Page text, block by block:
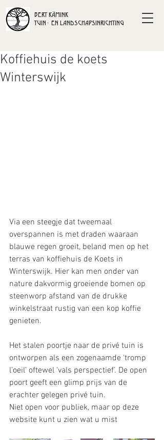
BERT KÄMINK
TUIN- EN LANDSCHAPSINRICHTING
Koffiehuis de koets
Winterswijk
Via een steegje dat tweemaal
overspannen is met draden waaraan
blauwe regen groeit, beland men op het
terras van koffiehuis de Koets in
Winterswijk. Hier kan men onder van
nature dakvormig groeiende bomen op
steenworp afstand van de drukke
winkelstraat rustig van een kop koffie
genieten.
Het stalen poortje naar de privé tuin is
ontworpen als een zogenaamde ‘tromp
l’oeil’ oftewel ‘vals perspectief’. De open
poort geeft een glimp prijs van de
erachter gelegen privé tuin.
Niet open voor publiek, maar op deze
website kunt u zien wat u mist